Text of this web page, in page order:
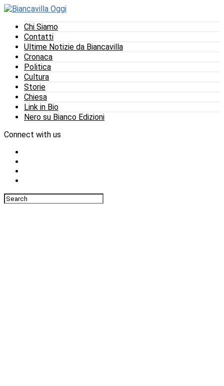
Chi Siamo
Contatti
Ultime Notizie da Biancavilla
Cronaca
Politica
Cultura
Storie
Chiesa
Link in Bio
Nero su Bianco Edizioni
Connect with us